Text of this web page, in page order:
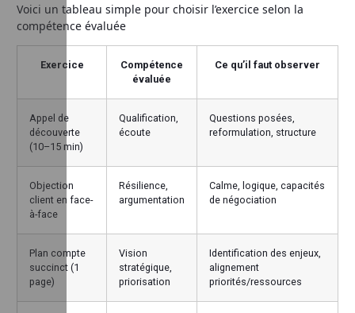
Voici un tableau simple pour choisir l’exercice selon la
compétence évaluée
Exercice
Compétence
évaluée
Ce qu’il faut observer
Appel de
découverte
(10–15 min)
Qualification,
écoute
Questions posées,
reformulation, structure
Objection
client en face-
à-face
Résilience,
argumentation
Calme, logique, capacités
de négociation
Plan compte
succinct (1
page)
Vision
stratégique,
priorisation
Identification des enjeux,
alignement
priorités/ressources